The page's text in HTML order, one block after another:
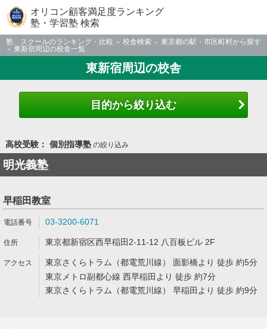
オリコン顧客満足度ランキング
塾・学習塾 検索
塾、スクールのランキング・比較 校舎検索
東京都の駅・市区町村から探す
東新宿周辺の校舎一覧
東新宿周辺の校舎
目的から絞り込む
高校受験： 個別指導塾の絞り込み
明光義塾
早稲田教室
03-3200-6071
東京都新宿区西早稲田2-11-12 八百板ビル 2F
東京さくらトラム（都電荒川線） 面影橋より 徒歩 約5分
東京メトロ副都心線 西早稲田より 徒歩 約7分
東京さくらトラム（都電荒川線） 早稲田より 徒歩 約9分